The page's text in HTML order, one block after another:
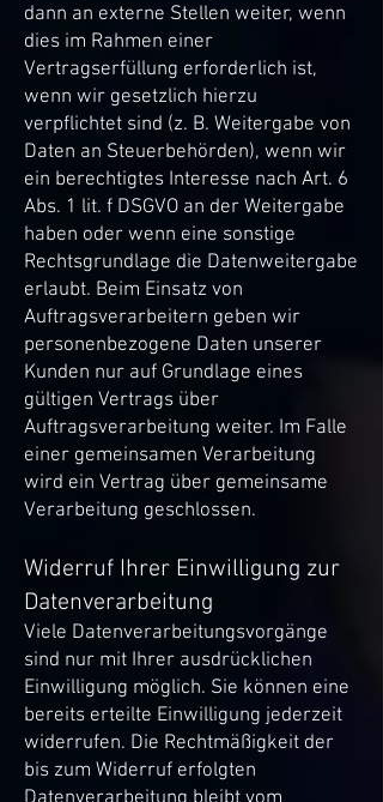
dann an externe Stellen weiter, wenn
dies im Rahmen einer
Vertragserfüllung erforderlich ist,
wenn wir gesetzlich hierzu
verpflichtet sind (z. B. Weitergabe von
Daten an Steuerbehörden), wenn wir
ein berechtigtes Interesse nach Art. 6
Abs. 1 lit. f DSGVO an der Weitergabe
haben oder wenn eine sonstige
Rechtsgrundlage die Datenweitergabe
erlaubt. Beim Einsatz von
Auftragsverarbeitern geben wir
personenbezogene Daten unserer
Kunden nur auf Grundlage eines
gültigen Vertrags über
Auftragsverarbeitung weiter. Im Falle
einer gemeinsamen Verarbeitung
wird ein Vertrag über gemeinsame
Verarbeitung geschlossen.
Widerruf Ihrer Einwilligung zur
Datenverarbeitung
Viele Datenverarbeitungsvorgänge
sind nur mit Ihrer ausdrücklichen
Einwilligung möglich. Sie können eine
bereits erteilte Einwilligung jederzeit
widerrufen. Die Rechtmäßigkeit der
bis zum Widerruf erfolgten